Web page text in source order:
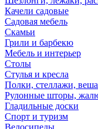
Качели садовые
Садовая мебель
Скамьи
Грили и барбекю
Мебель и интерьер
Столы
Стулья и кресла
Полки, стеллажи,
Рулонные шторы,
Гладильные доски
Спорт и туризм
Велосипеды